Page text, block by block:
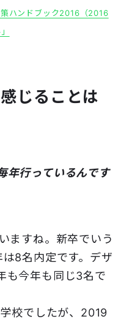
ハンドブック2016（2016
じることは
年行っているんです
ますね。新卒でいう
8名内定です。デザ
も今年も同じ3名で
校でしたが、2019